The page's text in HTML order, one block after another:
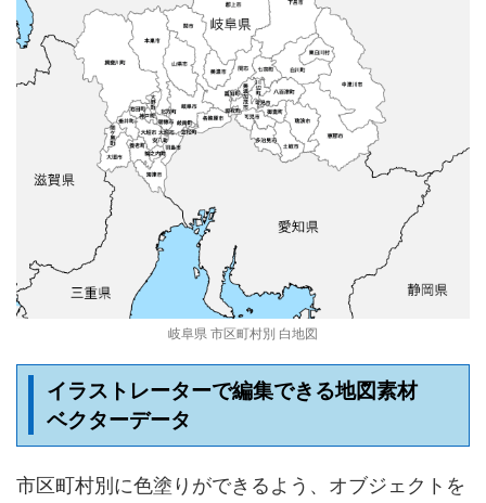
岐阜県 市区町村別 白地図
イラストレーターで編集できる地図素材
ベクターデータ
市区町村別に色塗りができるよう、オブジェクトを